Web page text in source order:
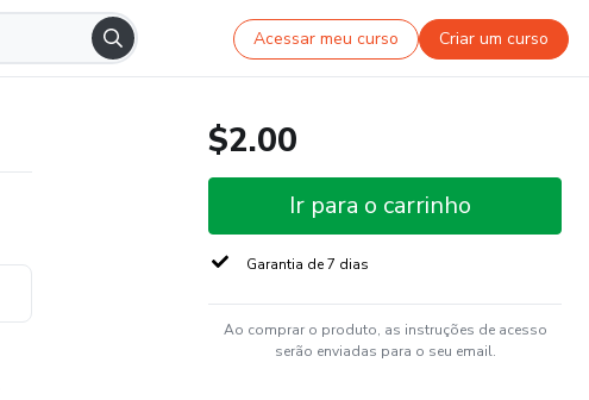
Acessar meu curso Criar um curso
$2.00
Ir para o carrinho
Garantia de 7 dias
Ao comprar o produto, as instruções de acesso
serão enviadas para o seu email.